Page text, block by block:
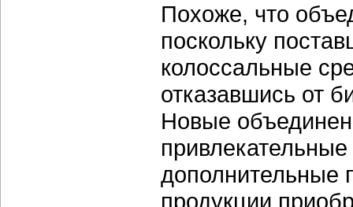
Похоже, что
поскольку
колоссальные
отказавшись от
Новые
дополнительные
продукции